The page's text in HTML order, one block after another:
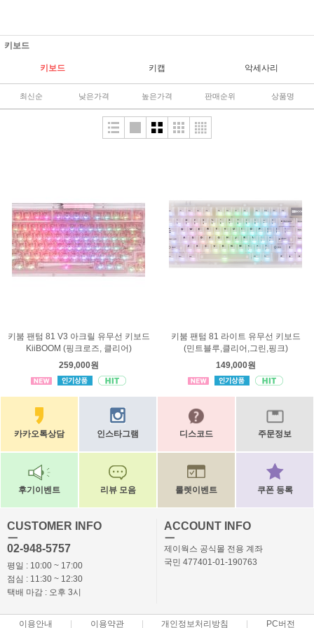
키보드
키보드 키캡 악세사리
최신순 낮은가격 높은가격 판매순위 상품명
키붐 팬텀 81 V3 아크릴 유무선 키보드
KiiBOOM (핑크로즈, 클리어)
259,000원
키붐 팬텀 81 라이트 유무선 키보드
(민트블루,클리어,그린,핑크)
149,000원
카카오톡상담 인스타그램 디스코드 주문정보
후기이벤트 리뷰 모음 룰렛이벤트 쿠폰 등록
CUSTOMER INFO
ㅡ
02-948-5757
평일 : 10:00 ~ 17:00
점심 : 11:30 ~ 12:30
택배 마감 : 오후 3시
ACCOUNT INFO
ㅡ
제이웍스 공식몰 전용 계좌
국민 477401-01-190763
이용안내 이용약관 개인정보처리방침 PC버전